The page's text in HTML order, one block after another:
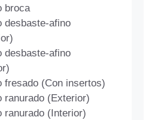
broca
desbaste-afino
desbaste-afino
fresado (Con insertos)
ranurado (Exterior)
ranurado (Interior)